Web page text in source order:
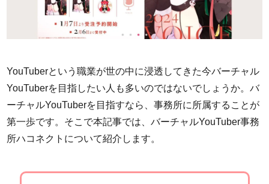
YouTuberという職業が世の中に浸透してきた今バーチャル
YouTuberを目指したい人も多いのではないでしょうか。バ
ーチャルYouTuberを目指すなら、事務所に所属することが
第一歩です。そこで本記事では、バーチャルYouTuber事務
所ハコネクトについて紹介します。